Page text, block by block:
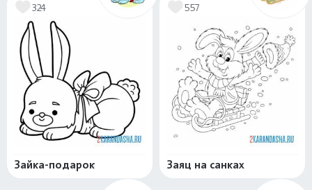
324
Зайка-подарок
557
Заяц на санках